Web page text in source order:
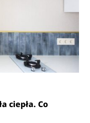
ciepła. Co